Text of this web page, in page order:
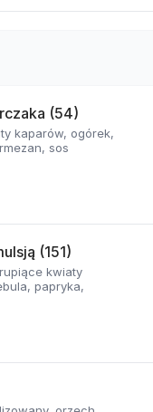
(54)
kaparów, ogórek,
sos
(151)
kwiaty
papryka,